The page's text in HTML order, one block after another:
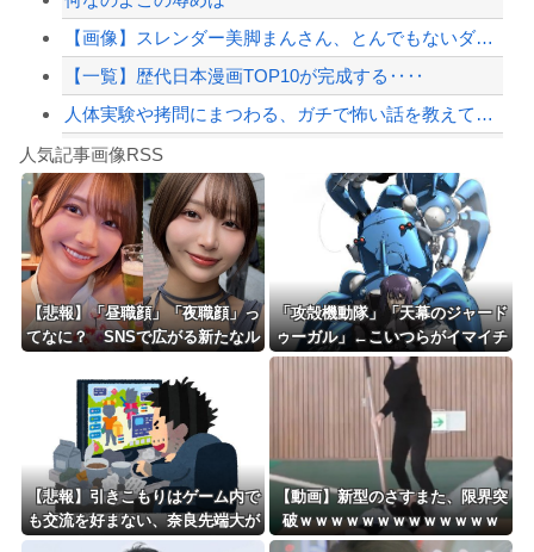
Powered by livedoor 相互RSS
【画像】スレンダー美脚まんさん、とんでもないダンスを披露してしまうｗｗｗｗｗｗｗ
【一覧】歴代日本漫画TOP10が完成する‥‥
人体実験や拷問にまつわる、ガチで怖い話を教えてくれ
勇者♀「仲間に支払うはずのお金で新しい装備買っちゃったから>>3する」
8/4のニュース
日本旅行キャンセルすべきか…1万年ぶり史上最大級の火山の兆し＝韓国の反応
更新中止のお知らせ
海外「おめでとうタキ！」リヴァプール南野がバースデーゴール！！
Powered by livedoor 相互RSS
人気記事画像RSS
【悲報】「昼職顔」「夜職顔」っ
てなに？ SNSで広がる新たなル
「攻殻機動隊」「天幕のジャード
ゥーガル」←こいつらがイマイチ
人気出ない理由w
【悲報】引きこもりはゲーム内で
も交流を好まない、奈良先端大が
587人調査 「ゲームで社会復
【動画】新型のさすまた、限界突
破ｗｗｗｗｗｗｗｗｗｗｗｗｗ